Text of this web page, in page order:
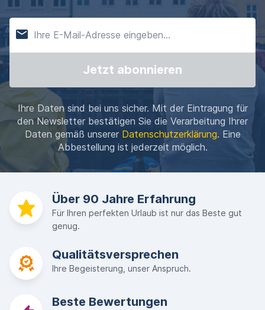
Jetzt abonnieren
Ihre Daten sind bei uns sicher. Mit der Eintragung für
den Newsletter bestätigen Sie die Verarbeitung Ihrer
Daten gemäß unserer Datenschutzerklärung. Eine
Abbestellung ist jederzeit möglich.
Über 90 Jahre Erfahrung
Für Ihren perfekten Urlaub ist nur das Beste gut
genug.
Qualitätsversprechen
Ihre Begeisterung, unser Anspruch.
Beste Bewertungen